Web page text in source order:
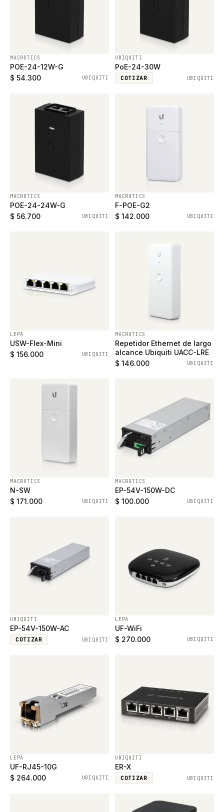
MACROTICS
POE-24-12W-G
$ 54.300
UBIQUITI
UBIQUITI
PoE-24-30W
COTIZAR UBIQUITI
MACROTICS
POE-24-24W-G
$ 56.700
UBIQUITI
MACROTICS
F-POE-G2
$ 142.000
UBIQUITI
LEPA
USW-Flex-Mini
$ 156.000
UBIQUITI
MACROTICS
Repetidor Ethernet de largo
alcance Ubiquiti UACC-LRE
$ 146.000
UBIQUITI
MACROTICS
N-SW
$ 171.000
UBIQUITI
MACROTICS
EP-54V-150W-DC
$ 100.000
UBIQUITI
UBIQUITI
EP-54V-150W-AC
COTIZAR UBIQUITI
LEPA
UF-WiFi
$ 270.000
UBIQUITI
LEPA
UF-RJ45-10G
$ 264.000
UBIQUITI
UBIQUITI
ER-X
COTIZAR UBIQUITI